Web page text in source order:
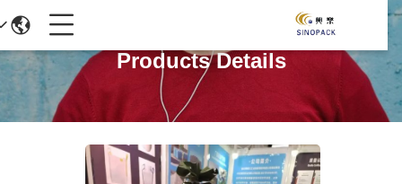
Products Details